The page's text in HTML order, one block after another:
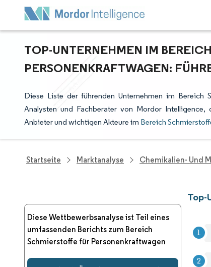
TOP-UNTERNEHMEN IM
PERSONENKRAFTWAGEN:
Diese Liste der führenden Unternehmen im Bereich
Analysten und Fachberater von Mordor
Anbieter und wichtigen Akteure im Bereich
Startseite Marktanalyse Chemikalien- Und
Diese Wettbewerbsanalyse ist Teil eines
umfassenden Berichts zum Bereich
Schmierstoffe für Personenkraftwagen
Top-